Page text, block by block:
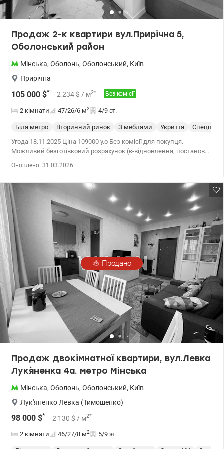
Продаж 2-к квартири вул.Прирічна 5,
Оболонський район
Мінська, Оболонь, Оболонський, Київ
Прирічна
105 000 $* 2 234 $ / м2* Без комісії
2 кімнати 47/26/6 м2 4/9 эт.
Біля метро Вторинний ринок З меблями Укриття
Угода 18.11.2025 Ціна 109000 у.о Без комісії для покупця.
Можливий безготівковий розрахунок (є-відновлення, постанови
хв пішки. Приходьте на перегляд - квартира не залишить Вас
байдужими, бо в ній є: - якісний ремонт, меблі й техніка (два
кондиціонери, бойлер, холодильник, пральна машина,
варильна панель та духова шафа, два телевіззори, система
резервного живлення) - раціональне планування (кухня
поєднана з вітальнею, гардеробна кімната) - чарівний вид з
вікон на парк і набережну - потужна система резервоного
живлення (у разі відключення світла працює вся техніка) - тепла
підлога І, безперечно, будинок розташований в одній з
найкомфортніших локацій Києва, бо поруч: - Оболонська
набережна - парк Казка - парк Наталка. - ст.м. Мінська - зони
релаксу й відпочинку - супермаркети - ТРЦ Dream Berry - Dream
Yellow - школи - дитячі садки - ресторани й кафе - медичні
центри - спортвні зали й фітнес-клуби - спортивні й дитячі
майданчики, - магазини - ринки - банки. Будь-які послуги для
населення, магазини усіх напрямків Ви знайдете на проспектах
Івасюка, Оболонському, навколо ст.м. Мінська, Оболонь, Героїв
Оновлено: 31.03.2026
Продано
Продаж двокімнатної квартири, вул.Левка
Лук`яненка 4а. метро Мінська
Мінська, Оболонь, Оболонський, Київ
Лук'яненко Левка (Тимошенко)
98 000 $* 2 130 $ / м2*
2 кімнати 46/27/8 м2 5/9 эт.